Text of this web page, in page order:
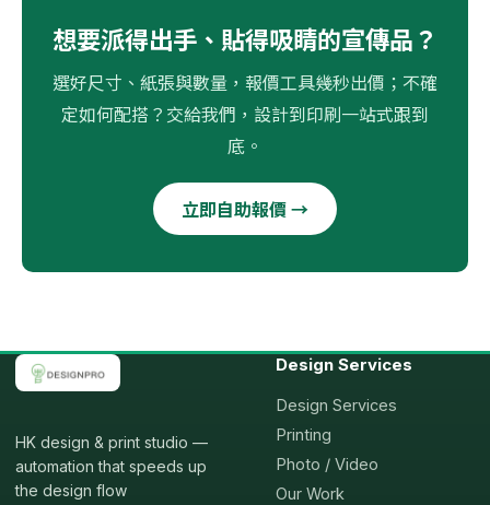
想要派得出手、貼得吸睛的宣傳品？
選好尺寸、紙張與數量，報價工具幾秒出價；不確
定如何配搭？交給我們，設計到印刷一站式跟到
底。
立即自助報價 →
HK design & print studio —
automation that speeds up
the design flow
Design Services
Design Services
Printing
Photo / Video
Our Work